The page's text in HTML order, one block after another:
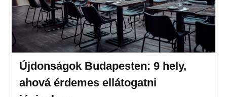
Újdonságok Budapesten: 9 hely,
ahová érdemes ellátogatni